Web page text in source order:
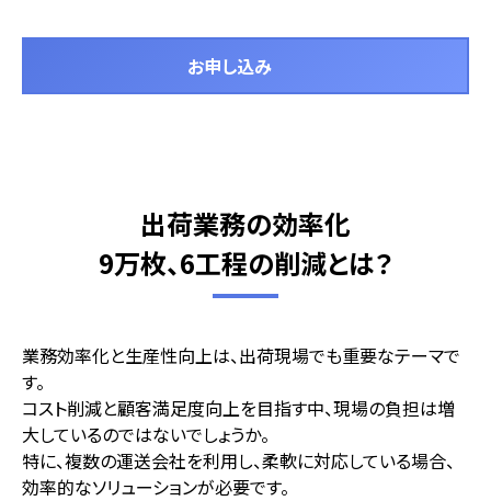
お申し込み
出荷業務の効率化
9万枚、6工程の削減とは？
業務効率化と生産性向上は、出荷現場でも重要なテーマで
す。
コスト削減と顧客満足度向上を目指す中、現場の負担は増
大しているのではないでしょうか。
特に、複数の運送会社を利用し、柔軟に対応している場合、
効率的なソリューションが必要です。